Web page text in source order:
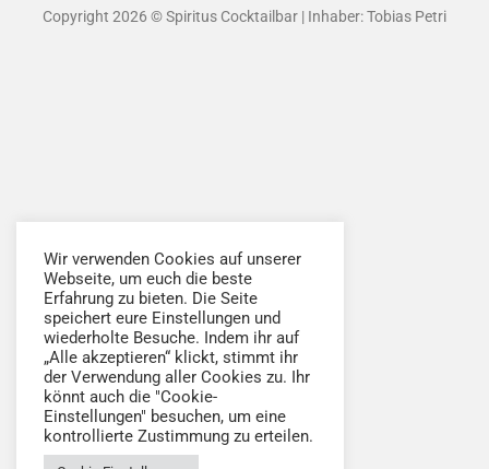
Copyright 2026 © Spiritus Cocktailbar | Inhaber: Tobias Petri
Wir verwenden Cookies auf unserer
Webseite, um euch die beste
Erfahrung zu bieten. Die Seite
speichert eure Einstellungen und
wiederholte Besuche. Indem ihr auf
„Alle akzeptieren“ klickt, stimmt ihr
der Verwendung aller Cookies zu. Ihr
könnt auch die "Cookie-
Einstellungen" besuchen, um eine
kontrollierte Zustimmung zu erteilen.